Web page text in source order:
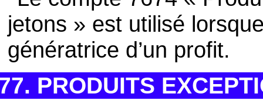
jetons » est utilisé
génératrice d’un profit.
PRODUITS